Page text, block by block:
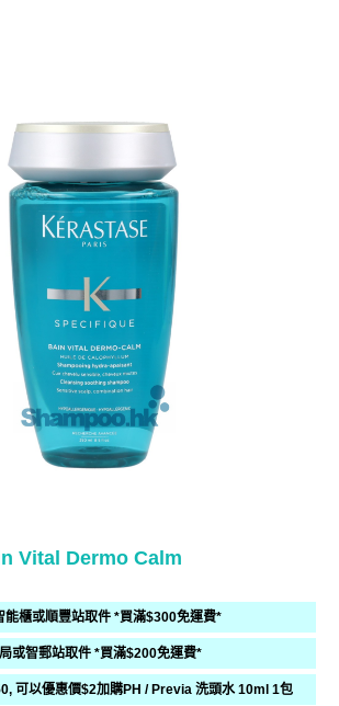
Vital Dermo Calm
能櫃或順豐站取件 *買滿$300免運費*
或智郵站取件 *買滿$200免運費*
可以優惠價$2加購PH / Previa 洗頭水 10ml 1包